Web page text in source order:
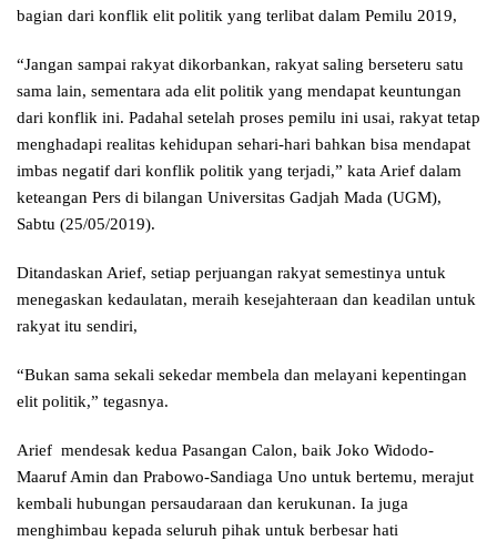
bagian dari konflik elit politik yang terlibat dalam Pemilu 2019,
“Jangan sampai rakyat dikorbankan, rakyat saling berseteru satu
sama lain, sementara ada elit politik yang mendapat keuntungan
dari konflik ini. Padahal setelah proses pemilu ini usai, rakyat tetap
menghadapi realitas kehidupan sehari-hari bahkan bisa mendapat
imbas negatif dari konflik politik yang terjadi,” kata Arief dalam
keteangan Pers di bilangan Universitas Gadjah Mada (UGM),
Sabtu (25/05/2019).
Ditandaskan Arief, setiap perjuangan rakyat semestinya untuk
menegaskan kedaulatan, meraih kesejahteraan dan keadilan untuk
rakyat itu sendiri,
“Bukan sama sekali sekedar membela dan melayani kepentingan
elit politik,” tegasnya.
Arief mendesak kedua Pasangan Calon, baik Joko Widodo-
Maaruf Amin dan Prabowo-Sandiaga Uno untuk bertemu, merajut
kembali hubungan persaudaraan dan kerukunan. Ia juga
menghimbau kepada seluruh pihak untuk berbesar hati